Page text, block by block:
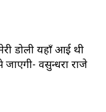
डोली यहाँ आई थी
जाएगी- वसुन्धरा राजे